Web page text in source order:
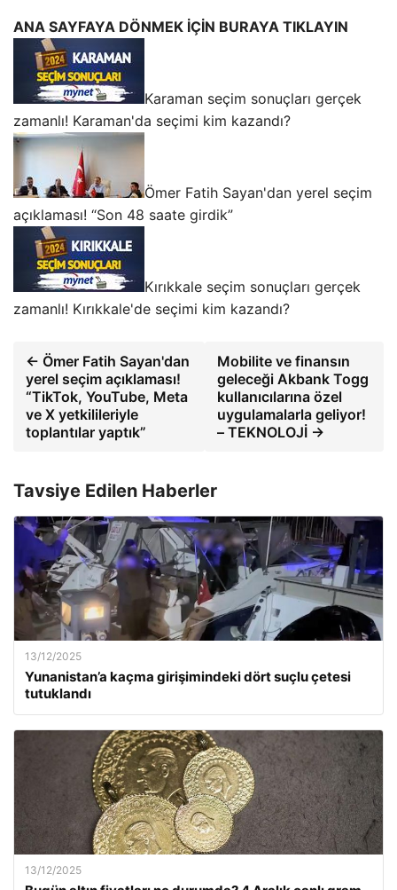
ANA SAYFAYA DÖNMEK İÇİN BURAYA TIKLAYIN
Karaman seçim sonuçları gerçek
zamanlı! Karaman'da seçimi kim kazandı?
Ömer Fatih Sayan'dan yerel seçim
açıklaması! “Son 48 saate girdik”
Kırıkkale seçim sonuçları gerçek
zamanlı! Kırıkkale'de seçimi kim kazandı?
← Ömer Fatih Sayan'dan
yerel seçim açıklaması!
“TikTok, YouTube, Meta
ve X yetkilileriyle
toplantılar yaptık”
Mobilite ve finansın
geleceği Akbank Togg
kullanıcılarına özel
uygulamalarla geliyor!
– TEKNOLOJİ →
Tavsiye Edilen Haberler
13/12/2025
Yunanistan’a kaçma girişimindeki dört suçlu çetesi
tutuklandı
13/12/2025